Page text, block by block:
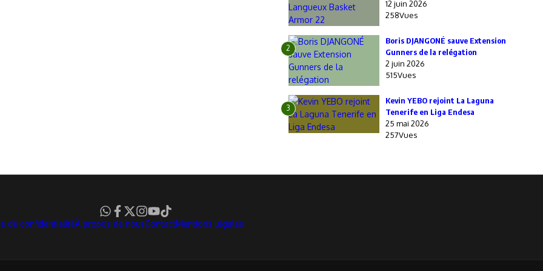
12 juin 2026
258Vues
2
Boris DJANGONÉ sauve Extension
Gunners de la relégation
2 juin 2026
515Vues
3
Kevin YEBO rejoint La Laguna
Tenerife en Liga Endesa
25 mai 2026
257Vues
de confidentialitéÀ propos de nousContactMentions légales